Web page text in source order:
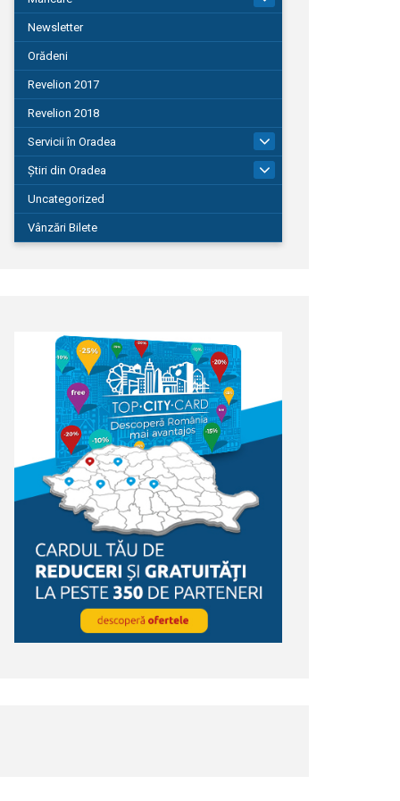
Newsletter
Orădeni
Revelion 2017
Revelion 2018
Servicii în Oradea
104
Știri din Oradea
1.127
Uncategorized
Vânzări Bilete